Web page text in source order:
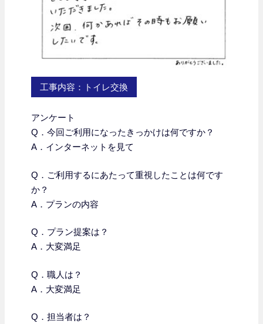
工事内容：トイレ交換
アンケート
Q．今回ご利用になったきっかけは何ですか？
A．インターネットを見て
Q． ご利用するにあたって重視したことは何です
か？
A．プランの内容
Q．プラン提案は？
A．大変満足
Q．職人は？
A．大変満足
Q．担当者は？